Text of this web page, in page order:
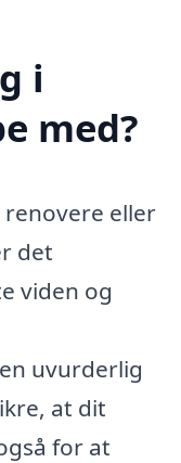
i
med?
eller
det
viden og
uvurderlig
at dit
for at